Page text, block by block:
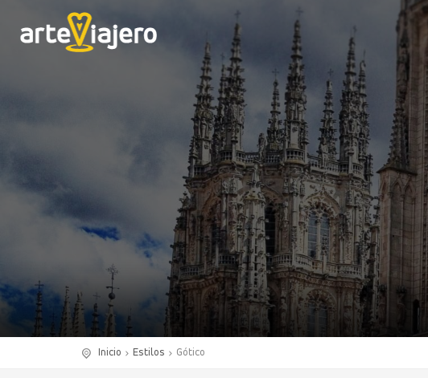
Inicio Estilos Gótico